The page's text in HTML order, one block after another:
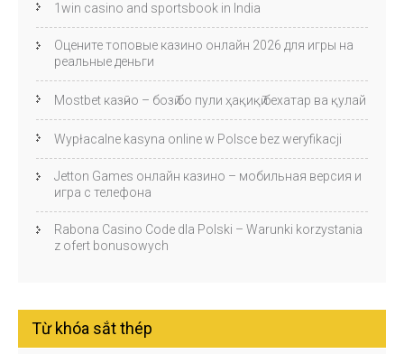
1win casino and sportsbook in India
Оцените топовые казино онлайн 2026 для игры на
реальные деньги
Mostbet казӣно – бозӣ бо пули ҳақиқӣ бехатар ва қулай
Wypłacalne kasyna online w Polsce bez weryfikacji
Jetton Games онлайн казино – мобильная версия и
игра с телефона
Rabona Casino Code dla Polski – Warunki korzystania
z ofert bonusowych
Từ khóa sắt thép